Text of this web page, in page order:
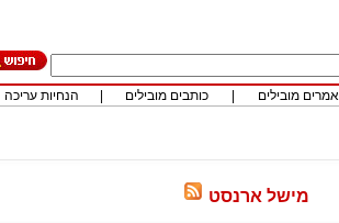
מובילים כותבים מובילים הנחיות עריכה
מישל ארנסט